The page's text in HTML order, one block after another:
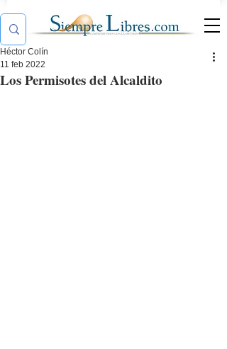
Los Permisotes del Alcaldito
Héctor Colín
11 feb 2022